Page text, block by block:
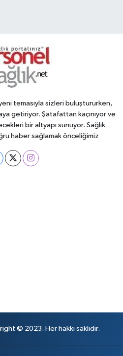
temasıyla sizleri buluştururken,
getiriyor. Şatafattan kaçınıyor ve
bir altyapı sunuyor. Sağlık
haber sağlamak önceliğimiz
© 2023. Her hakkı saklıdır.